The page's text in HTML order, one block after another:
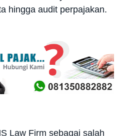
hingga audit perpajakan.
Law Firm sebagai salah